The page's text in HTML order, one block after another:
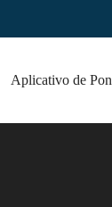
Aplicativo de